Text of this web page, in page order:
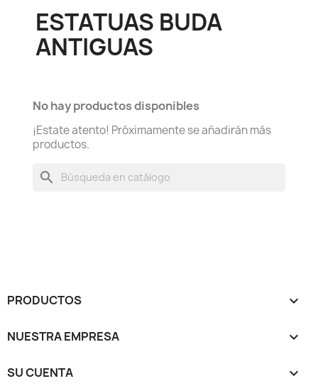
ESTATUAS BUDA
ANTIGUAS
No hay productos disponibles
¡Estate atento! Próximamente se añadirán más
productos.
search
PRODUCTOS 
NUESTRA EMPRESA 
SU CUENTA 